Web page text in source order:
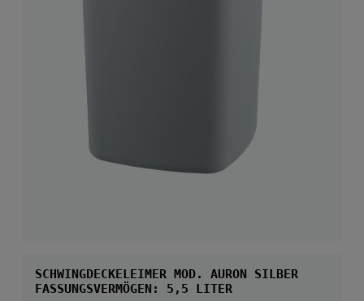
SCHWINGDECKELEIMER MOD. AURON SILBER
FASSUNGSVERMÖGEN: 5,5 LITER